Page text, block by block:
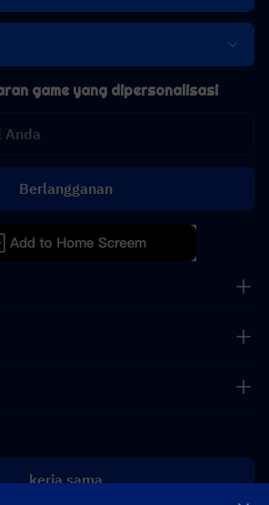
kerja sama
game yang dipersonalisasi
Berlangganan